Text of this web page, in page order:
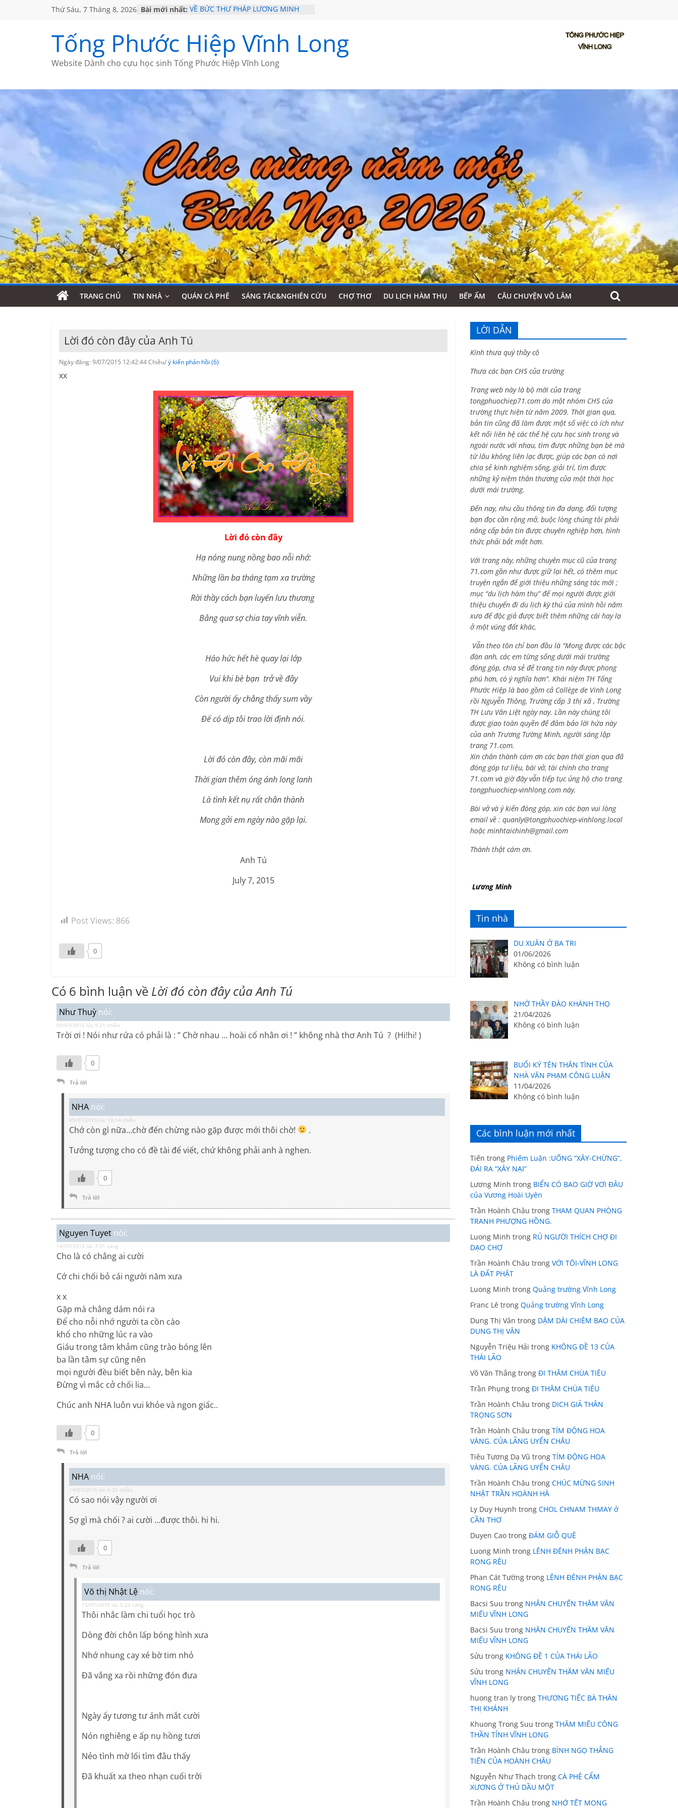
Thứ Sáu, 7 Tháng 8, 2026 Bài mới nhất: VỀ BỨC THƯ PHÁP LƯƠNG MINH
MỘT ĐỜI ĐI QUA NHỮNG TRANG
SÁCH
BẤT CHỢT CỦA CHÂU LỆ DUNG
CÀ PHÊ NGẮM NÚI
Tống Phước Hiệp Vĩnh Long
Website Dành cho cựu học sinh Tống Phước Hiệp Vĩnh Long
TRANG CHỦ TIN NHÀ QUÁN CÀ PHÊ SÁNG TÁC&NGHIÊN CỨU CHỢ THƠ DU LỊCH HÀM THỤ BẾP ẤM CÂU CHUYỆN VÕ LÂM
Lời đó còn đây của Anh Tú
Ngày đăng: 9/07/2015 12:42:44 Chiều/ý kiến phản hồi (6)
xx
Lời đó còn đây
Hạ nóng nung nồng bao nỗi nhớ:
Những lần ba tháng tạm xa trường
Rời thầy cách bạn luyến lưu thương
Bâng quơ sợ chia tay vĩnh viễn.
Háo hức hết hè quay lại lớp
Vui khi bè bạn trở về đây
Còn người ấy chẳng thấy sum vầy
Để có dịp tôi trao lời định nói.
Lời đó còn đây, còn mãi mãi
Thời gian thêm óng ánh long lanh
Là tình kết nụ rất chân thành
Mong gởi em ngày nào gặp lại.
Anh Tú
July 7, 2015
Post Views: 866
0
Có 6 bình luận về Lời đó còn đây của Anh Tú
Như Thuỳ nói:
09/07/2015 lúc 9:21 chiều
Trời ơi ! Nói như rứa có phải là : ” Chờ nhau … hoài cố nhân ơi ! ” không nhà thơ Anh Tú ? (Hi!hi! )
0
Trả lời
NHA nói:
09/07/2015 lúc 10:14 chiều
Chớ còn gì nữa…chờ đến chừng nào gặp được mới thôi chờ!
.
Tưởng tượng cho có đề tài để viết, chứ không phải anh à nghen.
0
Trả lời
Nguyen Tuyet nói:
14/07/2015 lúc 7:31 sáng
Cho là có chẳng ai cười
Cớ chi chối bỏ cái người năm xưa
x x
Gặp mà chẳng dám nói ra
Để cho nỗi nhớ người ta cồn cào
khổ cho những lúc ra vào
Giáu trong tâm khảm cũng trào bóng lên
ba lần tâm sự cũng nên
mọi người đều biết bên này, bên kia
Đừng vì mắc cở chối lia…
Chúc anh NHA luôn vui khỏe và ngon giấc..
0
Trả lời
NHA nói:
14/07/2015 lúc 6:25 chiều
Có sao nói vậy người ơi
Sợ gì mà chối ? ai cười …được thôi. hi hi.
0
Trả lời
Võ thị Nhật Lệ nói:
15/07/2015 lúc 5:23 sáng
Thôi nhắc làm chi tuổi học trò
Dòng đời chôn lấp bóng hình xưa
Nhớ nhung cay xé bờ tim nhỏ
Đã vắng xa rồi những đón đưa
Ngày ấy tương tư ánh mắt cười
Nón nghiêng e ấp nụ hồng tươi
Nẻo tình mờ lối tìm đâu thấy
Đã khuất xa theo nhạn cuối trời
LỜI DẪN
Kính thưa quý thầy cô
Thưa các bạn CHS của trường
Trang web này là bộ mới của trang
tongphuochiep71.com do một nhóm CHS của
trường thực hiện từ năm 2009. Thời gian qua,
bản tin cũng đã làm được một số việc có ích như
kết nối liên hệ các thế hệ cựu học sinh trong và
ngoài nước với nhau, tìm được những bạn bè mà
từ lâu không liên lạc được, giúp các bạn có nơi
chia sẻ kinh nghiệm sống, giải trí, tìm được
những kỷ niệm thân thương của một thời học
dưới mái trường.
Đến nay, nhu cầu thông tin đa dạng, đối tượng
bạn đọc cần rộng mở, buộc lòng chúng tôi phải
nâng cấp bản tin được chuyên nghiệp hơn, hình
thức phải bắt mắt hơn.
Với trang này, những chuyên mục cũ của trang
71.com gần như được giữ lại hết, có thêm mục
truyện ngắn để giới thiệu những sáng tác mới ;
mục “du lịch hàm thụ” để mọi người được giới
thiệu chuyến đi du lịch kỳ thú của mình hồi năm
xưa để độc giả được biết thêm những cái hay lạ
ở một vùng đất khác.
Vẫn theo tôn chỉ ban đầu là “Mong được các bậc
đàn anh, các em từng sống dưới mái trường
đóng góp, chia sẻ để trang tin này được phong
phú hơn, có ý nghĩa hơn”. Khái niệm TH Tống
Phước Hiệp là bao gồm cả Collège de Vinh Long
rồi Nguyễn Thông, Trường cấp 3 thị xã , Trường
TH Lưu Văn Liệt ngày nay. Lần này chúng tôi
được giao toàn quyền để đảm bảo lời hứa này
của anh Trương Tường Minh, người sáng lập
trang 71.com.
Xin chân thành cám ơn các bạn thời gian qua đã
đóng góp tư liệu, bài vở, tài chính cho trang
71.com và giờ đây vẫn tiếp tục ủng hộ cho trang
tongphuochiep-vinhlong.com này.
Bài vở và ý kiến đóng góp, xin các bạn vui lòng
email về : quanly@tongphuochiep-vinhlong.local
hoặcminhtaichinh@gmail.com
Thành thật cám ơn.
Lương Minh
Tin nhà
DU XUÂN Ở BA TRI
01/06/2026
Không có bình luận
NHỚ THẦY ĐÀO KHÁNH THỌ
21/04/2026
Không có bình luận
BUỔI KÝ TÊN THÂN TÌNH CỦA
NHÀ VĂN PHẠM CÔNG LUẬN
11/04/2026
Không có bình luận
Các bình luận mới nhất
Tiến trong Phiếm Luận :UỐNG “XÂY-CHỪNG”,
ĐÁI RA “XÂY NẠI”
Lương Minh trong BIỂN CÓ BAO GIỜ VƠI ĐÂU
của Vương Hoài Uyên
Trần Hoành Châu trong THAM QUAN PHÒNG
TRANH PHƯỢNG HỒNG.
Luong Minh trong RỦ NGƯỜI THÍCH CHỢ ĐI
DẠO CHỢ
Trần Hoành Châu trong VỚI TÔI-VĨNH LONG
LÀ ĐẤT PHẬT
Luong Minh trong Quảng trường Vĩnh Long
Franc Lê trong Quảng trường Vĩnh Long
Dung Thị Vân trong DẶM DÀI CHIÊM BAO CỦA
DUNG THỊ VÂN
Nguyễn Triệu Hải trong KHÔNG ĐỀ 13 CỦA
THÁI LÃO
Võ Văn Thắng trong ĐI THĂM CHÙA TIÊU
Trần Phụng trong ĐI THĂM CHÙA TIÊU
Trần Hoành Châu trong DICH GIẢ THÂN
TRỌNG SƠN
Trần Hoành Châu trong TÍM ĐỘNG HOA
VÀNG. CỦA LÃNG UYỂN CHÂU
Tiêu Tương Dạ Vũ trong TÍM ĐỘNG HOA
VÀNG. CỦA LÃNG UYỂN CHÂU
Trần Hoành Châu trong CHÚC MỪNG SINH
NHẬT TRẦN HOÀNH HÀ
Ly Duy Huynh trong CHOL CHNAM THMAY ở
CẦN THƠ
Duyen Cao trong ĐÁM GIỖ QUÊ
Luong Minh trong LÊNH ĐÊNH PHẬN BẠC
RONG RÊU
Phan Cát Tường trong LÊNH ĐÊNH PHẬN BẠC
RONG RÊU
Bacsi Suu trong NHÂN CHUYẾN THĂM VĂN
MIẾU VĨNH LONG
Bacsi Suu trong NHÂN CHUYẾN THĂM VĂN
MIẾU VĨNH LONG
Sửu trong KHÔNG ĐỀ 1 CỦA THÁI LÃO
Sửu trong NHÂN CHUYẾN THĂM VĂN MIẾU
VĨNH LONG
huong tran ly trong THƯƠNG TIẾC BÀ THÂN
THỊ KHÁNH
Khuong Trong Suu trong THĂM MIẾU CÔNG
THẦN TỈNH VĨNH LONG
Trần Hoành Châu trong BÍNH NGỌ THẲNG
TIẾN CỦA HOÀNH CHÂU
Nguyễn Như Thạch trong CÀ PHÊ CẨM
XƯƠNG Ở THỦ DẦU MỘT
Trần Hoành Châu trong NHỚ TẾT MONG